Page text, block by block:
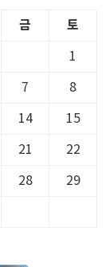
금 토
1
7 8
14 15
21 22
28 29